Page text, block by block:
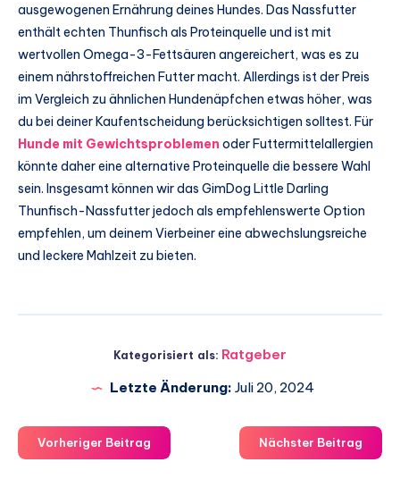
ausgewogenen Ernährung deines Hundes. Das Nassfutter
enthält echten Thunfisch als Proteinquelle und ist mit
wertvollen Omega-3-Fettsäuren angereichert, was es zu
einem nährstoffreichen Futter macht. Allerdings ist der Preis
im Vergleich zu ähnlichen Hundenäpfchen etwas höher, was
du bei deiner Kaufentscheidung berücksichtigen solltest. Für
Hunde mit Gewichtsproblemen oder Futtermittelallergien
könnte daher eine alternative Proteinquelle die bessere Wahl
sein. Insgesamt können wir das GimDog Little Darling
Thunfisch-Nassfutter jedoch als empfehlenswerte Option
empfehlen, um deinem Vierbeiner eine abwechslungsreiche
und leckere Mahlzeit zu bieten.
Kategorisiert als: Ratgeber
Letzte Änderung: Juli 20, 2024
Vorheriger Beitrag Nächster Beitrag